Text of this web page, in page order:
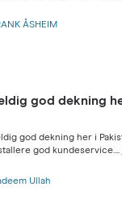
ÅSHEIM
god dekning
god dekning her i
god kundeservice....
Ullah